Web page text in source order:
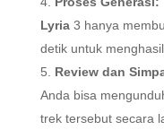
Lyria3 hanya
detik untuk
Review dan
Anda bisa
trek tersebut secara